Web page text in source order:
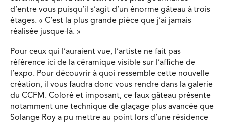
d’entre vous puisqu’il s’agit d’un énorme gâteau à trois
étages. « C’est la plus grande pièce que j’ai jamais
réalisée jusque-là. »
Pour ceux qui l’auraient vue, l’artiste ne fait pas
référence ici de la céramique visible sur l’affiche de
l’expo. Pour découvrir à quoi ressemble cette nouvelle
création, il vous faudra donc vous rendre dans la galerie
du CCFM. Coloré et imposant, ce faux gâteau présente
notamment une technique de glaçage plus avancée que
Solange Roy a pu mettre au point lors d’une résidence